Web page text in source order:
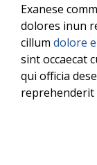
Exanese
dolores inun
cillum dolore
sint occaecat
qui officia
reprehenderit